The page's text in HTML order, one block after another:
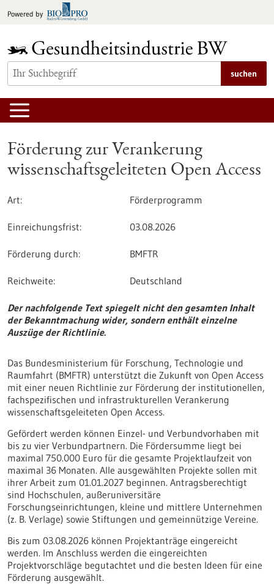
Inhalt
Powered by
suchen
Förderung zur Verankerung
wissenschaftsgeleiteten Open Access
Art: Förderprogramm
Einreichungsfrist: 03.08.2026
Förderung durch: BMFTR
Reichweite: Deutschland
Der nachfolgende Text spiegelt nicht den gesamten Inhalt
der Bekanntmachung wider, sondern enthält einzelne
Auszüge der Richtlinie.
Das Bundesministerium für Forschung, Technologie und
Raumfahrt (BMFTR) unterstützt die Zukunft von Open Access
mit einer neuen Richtlinie zur Förderung der institutionellen,
fachspezifischen und infrastrukturellen Verankerung
wissenschaftsgeleiteten Open Access.
Gefördert werden können Einzel- und Verbundvorhaben mit
bis zu vier Verbundpartnern. Die Fördersumme liegt bei
maximal 750.000 Euro für die gesamte Projektlaufzeit von
maximal 36 Monaten. Alle ausgewählten Projekte sollen mit
ihrer Arbeit zum 01.01.2027 beginnen. Antragsberechtigt
sind Hochschulen, außeruniversitäre
Forschungseinrichtungen, kleine und mittlere Unternehmen
(z. B. Verlage) sowie Stiftungen und gemeinnützige Vereine.
Bis zum 03.08.2026 können Projektanträge eingereicht
werden. Im Anschluss werden die eingereichten
Projektvorschläge begutachtet und die besten Ideen für eine
Förderung ausgewählt.